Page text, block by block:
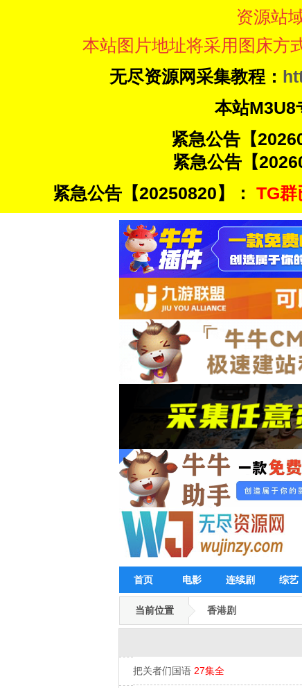
资源站
本站图片地址将采用图床方
无尽资源网采集教程：
本站M3U8
紧急公告【
紧急公告【
紧急公告【20250820】：
TG群
首页 电影 连续剧 综艺
当前位置 香港剧
把关者们国语 27集全